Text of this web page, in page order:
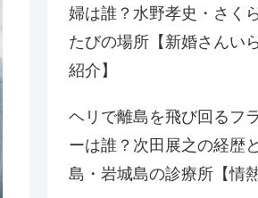
婦は誰？水野孝史・さく
たびの場所【新婚さんい
紹介】
ヘリで離島を飛び回るフ
ーは誰？次田展之の経歴
島・岩城島の診療所【情